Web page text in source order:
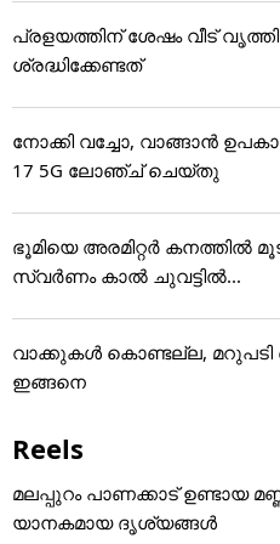
പ്രളയത്തിന് ശേഷം വീട്
ശ്രദ്ധിക്കേണ്ടത്
നോക്കി വച്ചോ, വാങ്ങാൻ
17 5G ലോഞ്ച് ചെയ്തു
ഭൂമിയെ അരമിറ്റർ കനത്തിൽ
സ്വർണം കാൽ ചുവട്ടിൽ...
വാക്കുകൾ കൊണ്ടല്ല,
ഇങ്ങനെ
Reels
മലപ്പുറം പാണക്കാട് ഉണ്ടായ
യാനകമായ ദൃശ്യങ്ങൾ